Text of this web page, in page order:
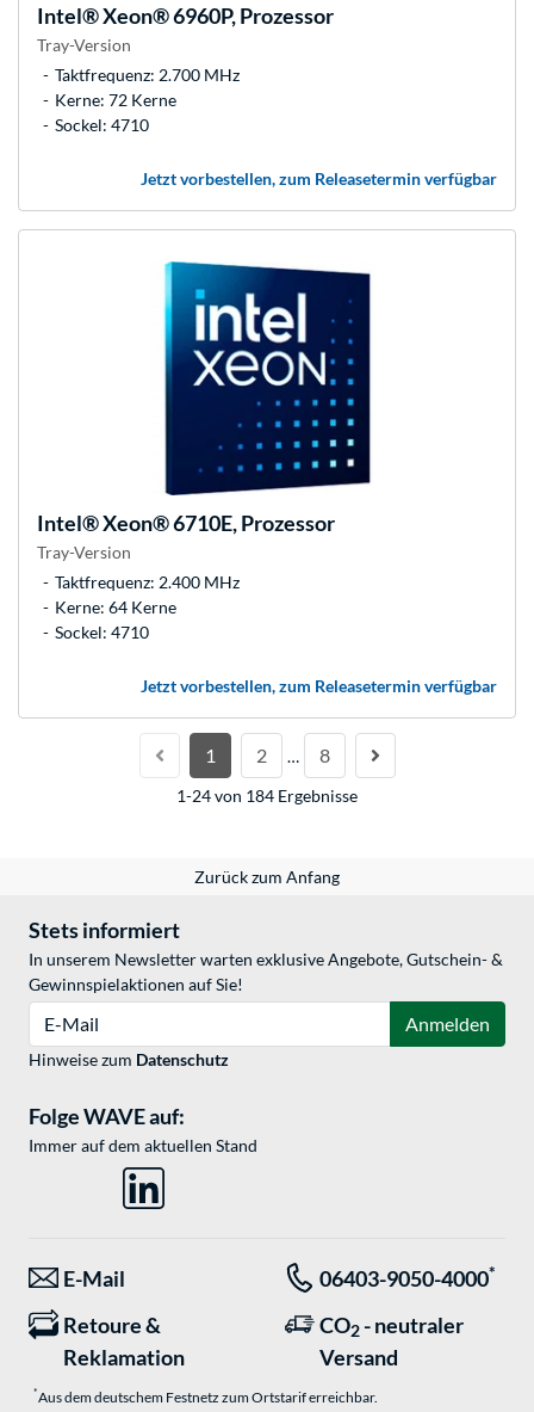
Intel®Xeon® 6960P, Prozessor
Tray-Version
Taktfrequenz: 2.700 MHz
Kerne: 72 Kerne
Sockel: 4710
Jetzt vorbestellen, zum Releasetermin verfügbar
Intel®Xeon® 6710E, Prozessor
Tray-Version
Taktfrequenz: 2.400 MHz
Kerne: 64 Kerne
Sockel: 4710
Jetzt vorbestellen, zum Releasetermin verfügbar
1 2 … 8
1-24 von 184 Ergebnisse
Zurück zum Anfang
Stets informiert
In unserem Newsletter warten exklusive Angebote, Gutschein- &
Gewinnspielaktionen auf Sie!
Anmelden
Hinweise zum Datenschutz
Folge WAVE auf:
Immer auf dem aktuellen Stand
E-Mail 06403-9050-4000*
Retoure &
Reklamation
CO2 - neutraler
Versand
*Aus dem deutschem Festnetz zum Ortstarif erreichbar.